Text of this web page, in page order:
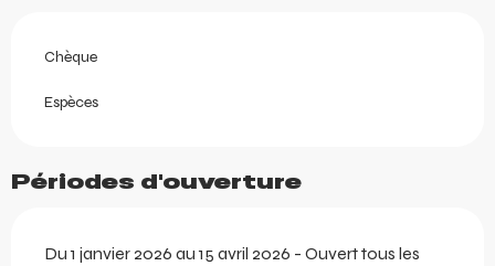
Chèque
Espèces
Périodes d'ouverture
Du 1 janvier 2026 au 15 avril 2026 - Ouvert tous les